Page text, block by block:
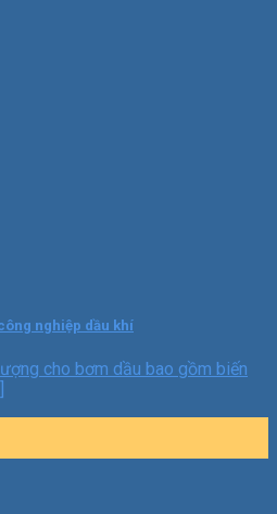
nghiệp dầu khí
cho bơm dầu bao gồm biến